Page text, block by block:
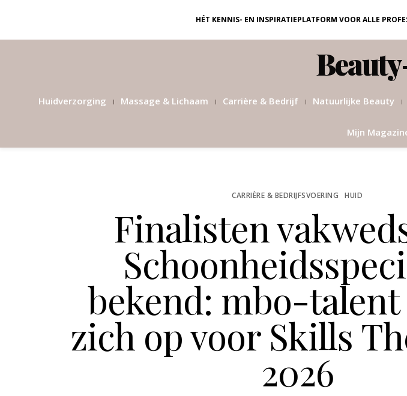
HÉT KENNIS- EN INSPIRATIEPLATFORM VOOR ALLE
Huidverzorging Massage & Lichaam Carrière & Bedrijf Natuurlijke Beauty
Mijn
CARRIÈRE & BEDRIJFSVOERING HUID
Finalisten
bekend: mbo-
zich op voor Skills
2026